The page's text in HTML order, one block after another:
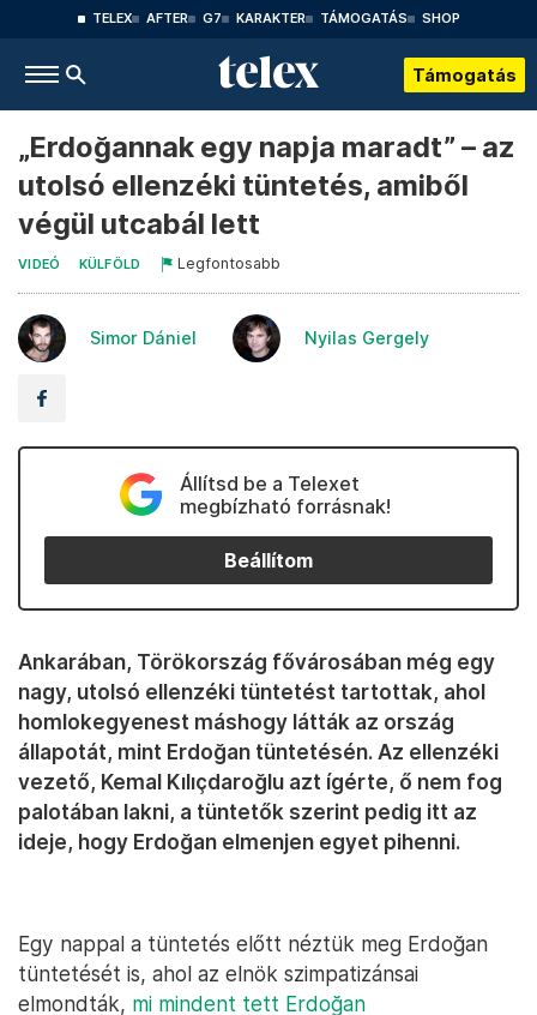
TELEX AFTER G7 KARAKTER TÁMOGATÁS SHOP
Támogatás
„Erdoğannak egy napja maradt” – az
utolsó ellenzéki tüntetés, amiből
végül utcabál lett
VIDEÓ KÜLFÖLD Legfontosabb
Simor Dániel Nyilas Gergely
Állítsd be a Telexet
megbízható forrásnak!
Beállítom
Ankarában, Törökország fővárosában még egy
nagy, utolsó ellenzéki tüntetést tartottak, ahol
homlokegyenest máshogy látták az ország
állapotát, mint Erdoğan tüntetésén. Az ellenzéki
vezető, Kemal Kılıçdaroğlu azt ígérte, ő nem fog
palotában lakni, a tüntetők szerint pedig itt az
ideje, hogy Erdoğan elmenjen egyet pihenni.
Egy nappal a tüntetés előtt néztük meg Erdoğan
tüntetését is, ahol az elnök szimpatizánsai
elmondták, mi mindent tett Erdoğan